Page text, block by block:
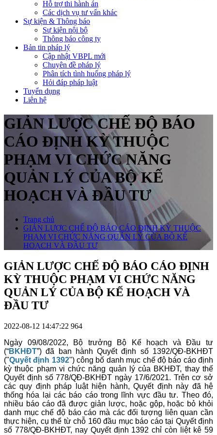
Hỗ trợ thi hành án
Các dịch vụ tư vấn khác
Sự kiện & Thông báo
Sự kiện nội bộ
Thông báo công ty
Bản tin pháp lý
Cập nhật VBPL mới
Chuyên đề pháp lý
Phân tích tình huống pháp lý
Hỏi đáp pháp luật
Tuyển dụng
Liên hệ
GIẢN LƯỢC CHẾ ĐỘ BÁO
CÁO ĐỊNH KỲ THUỘC
PHẠM VI CHỨC NĂNG
QUẢN LÝ CỦA BỘ KẾ
HOẠCH VÀ ĐẦU TƯ
Trang chủ
GIẢN LƯỢC CHẾ ĐỘ BÁO CÁO ĐỊNH KỲ THUỘC
PHẠM VI CHỨC NĂNG QUẢN LÝ CỦA BỘ KẾ
HOẠCH VÀ ĐẦU TƯ
GIẢN LƯỢC CHẾ ĐỘ BÁO CÁO ĐỊNH
KỲ THUỘC PHẠM VI CHỨC NĂNG
QUẢN LÝ CỦA BỘ KẾ HOẠCH VÀ
ĐẦU TƯ
2022-08-12 14:47:22 964
Ngày 09/08/2022, Bộ trưởng Bộ Kế hoạch và Đầu tư
(“BKHĐT”) đã ban hành Quyết định số 1392/QĐ-BKHĐT
("Quyết định 1392") công bố danh mục chế độ báo cáo định
kỳ thuộc phạm vi chức năng quản lý của BKHĐT, thay thế
Quyết định số 778/QĐ-BKHĐT ngày 17/6/2021. Trên cơ sở
các quy định pháp luật hiện hành, Quyết định này đã hệ
thống hóa lại các báo cáo trong lĩnh vực đầu tư. Theo đó,
nhiều báo cáo đã được giản lược, hoặc gộp, hoặc bỏ khỏi
danh mục chế độ báo cáo mà các đối tượng liên quan cần
thực hiện, cụ thể từ chỗ 160 đầu mục báo cáo tại Quyết định
số 778/QĐ-BKHĐT, nay Quyết định 1392 chỉ còn liệt kê 59